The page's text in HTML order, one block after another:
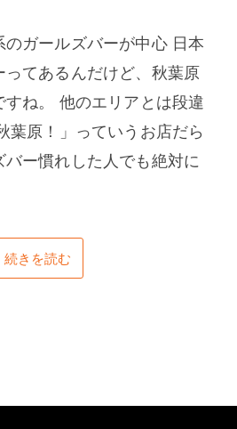
ガールズバーが中心 日本
てあるんだけど、秋葉原
ね。 他のエリアとは段違
葉原！」っていうお店だら
ー慣れした人でも絶対に
続きを読む